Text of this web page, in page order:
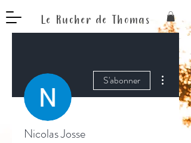
Le Rucher de Thomas
S'abonner
Plus
Nicolas Josse